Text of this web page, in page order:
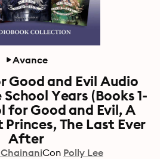
Avance
Good and Evil Audio
Years (Books 1-
for Good and Evil, A
The Last Ever
After
Con Polly Lee